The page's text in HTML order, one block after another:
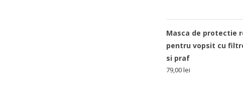
Masca de protectie
pentru vopsit cu
si praf
79,00lei